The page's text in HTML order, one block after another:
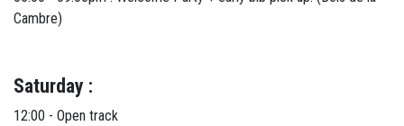
Cambre)
Saturday :
12:00 - Open track